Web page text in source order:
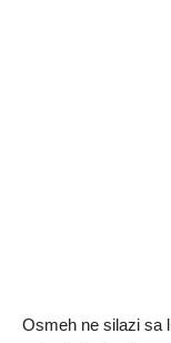
Osmeh ne silazi sa